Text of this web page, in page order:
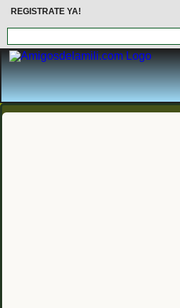
REGISTRATE YA!